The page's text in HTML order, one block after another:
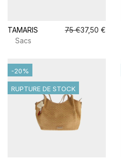
TAMARIS 75 €37,50 €
Sacs
-20%
RUPTURE DE STOCK